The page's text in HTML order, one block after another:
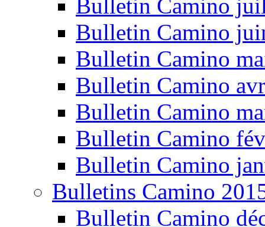
Bulletin Camino
Bulletin Camino
Bulletin Camino
Bulletin Camino
Bulletin Camino
Bulletin Camino
Bulletin Camino
Bulletins Camino
Bulletin Camino